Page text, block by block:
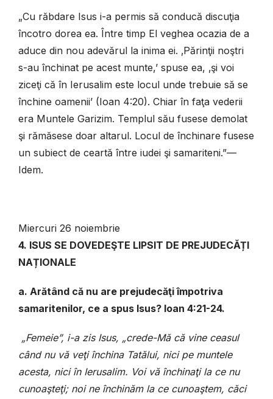
„Cu răbdare Isus i-a permis să conducă discuţia
încotro dorea ea. Între timp El veghea ocazia de a
aduce din nou adevărul la inima ei. ‚Părinţii noştri
s-au închinat pe acest munte,’ spuse ea, ‚şi voi
ziceţi că în Ierusalim este locul unde trebuie să se
închine oamenii’ (Ioan 4:20). Chiar în faţa vederii
era Muntele Garizim. Templul său fusese demolat
şi rămăsese doar altarul. Locul de închinare fusese
un subiect de ceartă între iudei şi samariteni.”—
Idem.
Miercuri 26 noiembrie
4. ISUS SE DOVEDEŞTE LIPSIT DE PREJUDECĂȚI
NAȚIONALE
a. Arătând că nu are prejudecăţi împotriva
samaritenilor, ce a spus Isus? Ioan 4:21-24.
„Femeie”, i-a zis Isus, „crede-Mă că vine ceasul
când nu vă veţi închina Tatălui, nici pe muntele
acesta, nici în Ierusalim. Voi vă închinaţi la ce nu
cunoaşteţi; noi ne închinăm la ce cunoaştem, căci